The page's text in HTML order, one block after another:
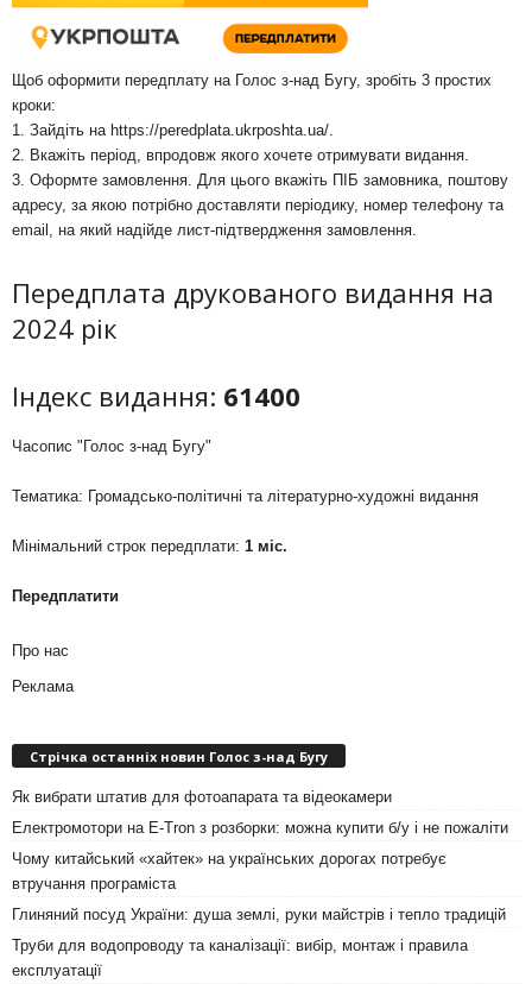
Щоб оформити передплату на Голос з-над Бугу, зробіть 3 простих
кроки:
1. Зайдіть на https://peredplata.ukrposhta.ua/.
2. Вкажіть період, впродовж якого хочете отримувати видання.
3. Оформте замовлення. Для цього вкажіть ПІБ замовника, поштову
адресу, за якою потрібно доставляти періодику, номер телефону та
email, на який надійде лист-підтвердження замовлення.
Передплата друкованого видання на
2024 рік
Індекс видання: 61400
Часопис "Голос з-над Бугу"
Тематика: Громадсько-політичні та літературно-художні видання
Мінімальний строк передплати: 1 міс.
Передплатити
Про нас
Реклама
Стрічка останніх новин Голос з-над Бугу
Як вибрати штатив для фотоапарата та відеокамери
Електромотори на E-Tron з розборки: можна купити б/у і не пожаліти
Чому китайський «хайтек» на українських дорогах потребує
втручання програміста
Глиняний посуд України: душа землі, руки майстрів і тепло традицій
Труби для водопроводу та каналізації: вибір, монтаж і правила
експлуатації